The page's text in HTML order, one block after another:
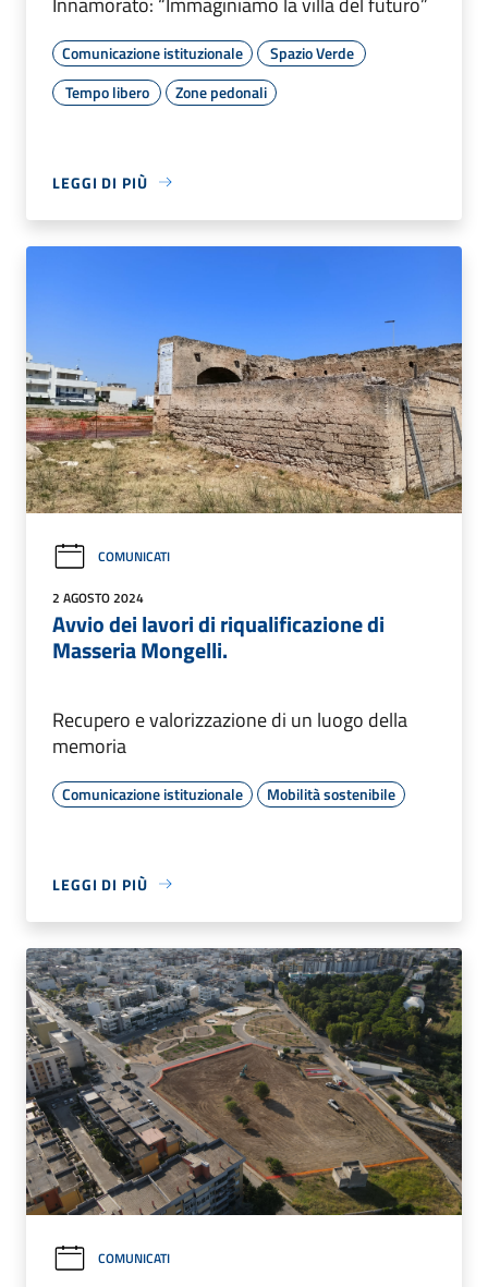
Comunicazione istituzionale
Spazio Verde
Tempo libero
Zone pedonali
LEGGI DI PIÙ
COMUNICATI
2 AGOSTO 2024
Avvio dei lavori di riqualificazione di
Masseria Mongelli.
Recupero e valorizzazione di un luogo della
memoria
Comunicazione istituzionale Mobilità sostenibile
LEGGI DI PIÙ
COMUNICATI